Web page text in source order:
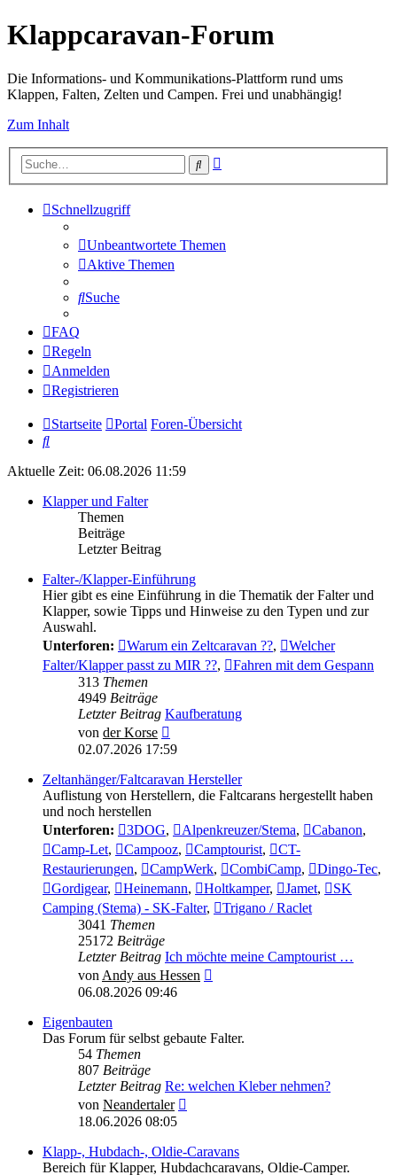
Klappcaravan-Forum
Die Informations- und Kommunikations-Plattform rund ums
Klappen, Falten, Zelten und Campen. Frei und unabhängig!
Zum Inhalt
Suche
Schnellzugriff
Unbeantwortete Themen
Aktive Themen
Suche
FAQ
Regeln
Anmelden
Registrieren
Startseite Portal Foren-Übersicht
Suche
Aktuelle Zeit: 06.08.2026 11:59
Klapper und Falter
Themen
Beiträge
Letzter Beitrag
Falter-/Klapper-Einführung
Hier gibt es eine Einführung in die Thematik der Falter und
Klapper, sowie Tipps und Hinweise zu den Typen und zur
Auswahl.
Unterforen:
Warum ein Zeltcaravan ??,
Welcher
Falter/Klapper passt zu MIR ??,
Fahren mit dem Gespann
313 Themen
4949 Beiträge
Letzter Beitrag Kaufberatung
von der Korse
Beitrag
02.07.2026 17:59
Zeltanhänger/Faltcaravan Hersteller
Auflistung von Herstellern, die Faltcarans hergestellt haben
und noch herstellen
Unterforen:
3DOG, Alpenkreuzer/Stema, Cabanon,
Camp-Let, Campooz, Camptourist,
CT-
Restaurierungen, CampWerk, CombiCamp, Dingo-Tec,
Gordigear, Heinemann, Holtkamper, Jamet,
SK
Camping (Stema) - SK-Falter,
Trigano / Raclet
3041 Themen
25172 Beiträge
Letzter Beitrag Ich möchte meine Camptourist …
vonAndy aus Hessen
06.08.2026 09:46
Eigenbauten
Das Forum für selbst gebaute Falter.
54 Themen
807 Beiträge
Letzter Beitrag Re: welchen Kleber nehmen?
von Neandertaler
18.06.2026 08:05
Klapp-, Hubdach-, Oldie-Caravans
Bereich für Klapper, Hubdachcaravans, Oldie-Camper.